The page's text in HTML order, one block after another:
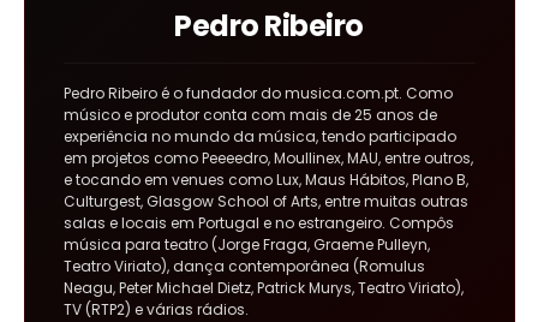
Pedro Ribeiro
Pedro Ribeiro é o fundador do musica.com.pt. Como
músico e produtor conta com mais de 25 anos de
experiência no mundo da música, tendo participado
em projetos como Peeeedro, Moullinex, MAU, entre outros,
e tocando em venues como Lux, Maus Hábitos, Plano B,
Culturgest, Glasgow School of Arts, entre muitas outras
salas e locais em Portugal e no estrangeiro. Compôs
música para teatro (Jorge Fraga, Graeme Pulleyn,
Teatro Viriato), dança contemporânea (Romulus
Neagu, Peter Michael Dietz, Patrick Murys, Teatro Viriato),
TV (RTP2) e várias rádios.